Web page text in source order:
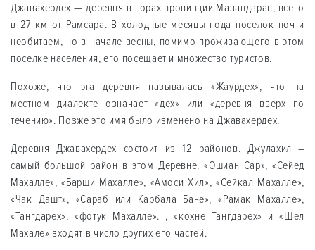
Джавахердех — деревня в горах провинции Мазандаран, всего
в 27 км от Рамсара. В холодные месяцы года поселок почти
необитаем, но в начале весны, помимо проживающего в этом
поселке населения, его посещает и множество туристов.
Похоже, что эта деревня называлась «Жаурдех», что на
местном диалекте означает «дех» или «деревня вверх по
течению». Позже это имя было изменено на Джавахердех.
Деревня Джавахердех состоит из 12 районов. Джулахил –
самый большой район в этом Деревне. «Ошиан Сар», «Сейед
Махалле», «Барши Махалле», «Амоси Хил», «Сейкал Махалле»,
«Чак Дашт», «Сараб или Карбала Бане», «Рамак Махалле»,
«Тангдарех», «фотук Махалле». , «кохне Тангдарех» и «Шел
Махале» входят в число других его частей.